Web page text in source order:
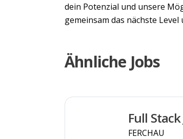
dein Potenzial und unsere
gemeinsam das nächste
Ähnliche Jobs
Full
FERCHAU